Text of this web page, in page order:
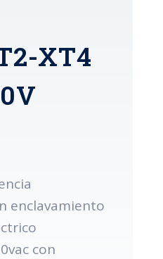
XT4
enclavamiento
con